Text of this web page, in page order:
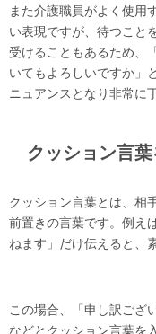
また介護職員がよく使用
い表現ですが、待つこと
受けることもあるため、
いてもよろしいですか」
ニュアンスとなり非常に
クッション言
クッション言葉とは、相
前置きの言葉です。例え
ねます」だけ伝えると、
この場合、「申し訳ござ
などとクッション言葉を